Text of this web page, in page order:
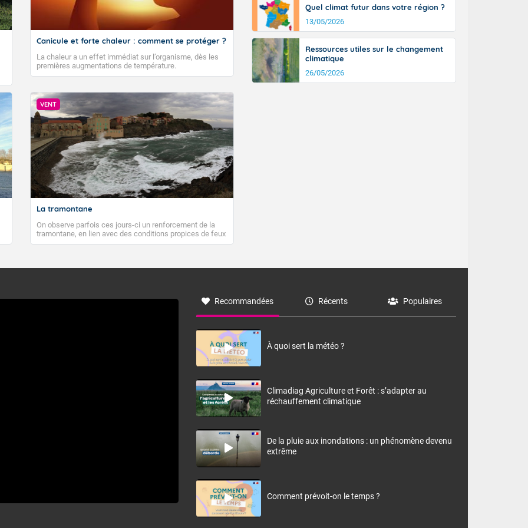
Canicule et forte chaleur : comment se protéger ?
La chaleur a un effet immédiat sur l’organisme, dès les
premières augmentations de température.
VENT
La tramontane
On observe parfois ces jours-ci un renforcement de la
tramontane, en lien avec des conditions propices de feux
de forêt. Mais qu'est-ce que la tramontane ? Quelles sont
à nord-ouest, dans un secteur qui part du Roussillon à la
monts, en allusion aux régions montagneuses d’où
Quel climat futur dans votre région ?
13/05/2026
Ressources utiles sur le changement
climatique
26/05/2026
Recommandées Récents Populaires
À quoi sert la météo ?
Climadiag Agriculture et Forêt : s’adapter au
réchauffement climatique
De la pluie aux inondations : un phénomène devenu
extrême
Comment prévoit-on le temps ?